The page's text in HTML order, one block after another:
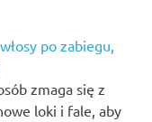
po zabiegu,
zmaga się z
loki i fale, aby